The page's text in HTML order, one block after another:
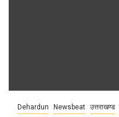
Dehardun Newsbeat उत्तराखण्ड